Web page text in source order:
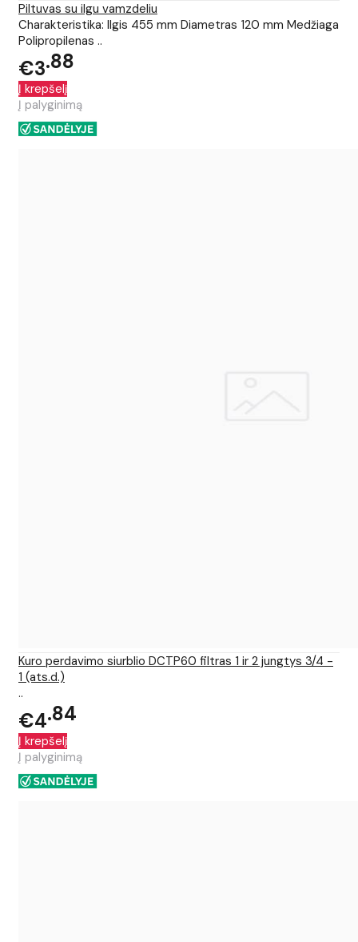
Piltuvas su ilgu vamzdeliu
Charakteristika: Ilgis 455 mm Diametras 120 mm Medžiaga
Polipropilenas ..
€3 88
Į krepšelį
Į palyginimą
Kuro perdavimo siurblio DCTP60 filtras 1 ir 2 jungtys 3/4 -
1 (ats.d.)
..
€4 84
Į krepšelį
Į palyginimą